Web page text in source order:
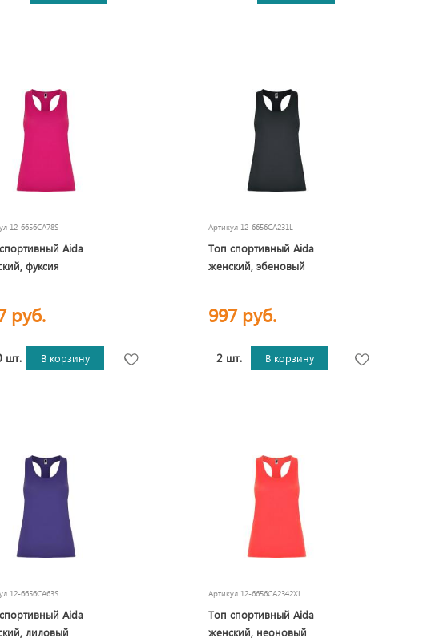
12-6656CA78S
Aida
фуксия
руб.
шт. В корзину
Артикул 12-6656CA231L
Топ спортивный Aida
женский, эбеновый
997 руб.
2 шт. В корзину
12-6656CA63S
Aida
лиловый
Артикул 12-6656CA2342XL
Топ спортивный Aida
женский, неоновый